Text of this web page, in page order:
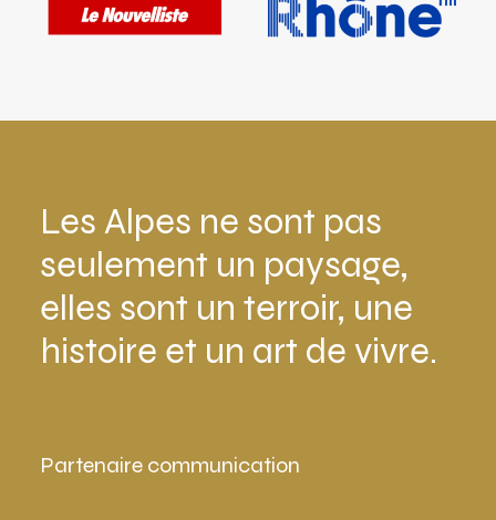
Les Alpes ne sont pas
seulement un paysage,
elles sont un terroir, une
histoire et un art de vivre.
Partenaire communication